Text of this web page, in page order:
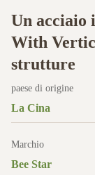
Un acciaio
With
strutture
paese di origine
La Cina
Marchio
Bee Star